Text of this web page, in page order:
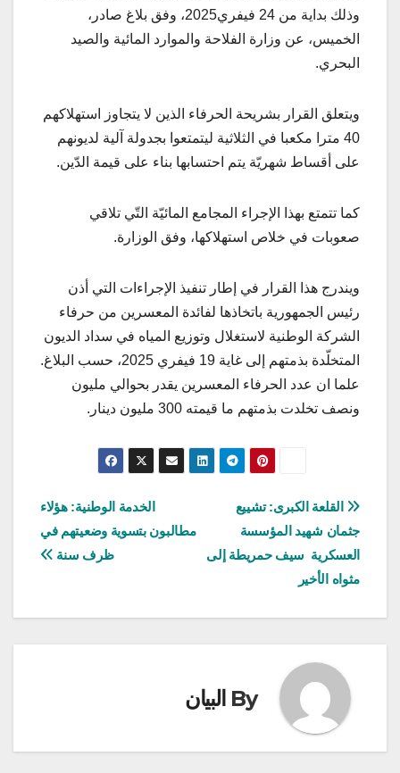
وذلك بداية من 24 فيفري2025، وفق بلاغ صادر،
الخميس، عن وزارة الفلاحة والموارد المائية والصيد
البحري.
ويتعلق القرار بشريحة الحرفاء الذين لا يتجاوز استهلاكهم
40 مترا مكعبا في الثلاثية ليتمتعوا بجدولة آلية لديونهم
على أقساط شهريّة يتم احتسابها بناء على قيمة الدّين.
كما تتمتع بهذا الإجراء المجامع المائيّة التّي تلاقي
صعوبات في خلاص استهلاكها، وفق الوزارة.
ويندرج هذا القرار في إطار تنفيذ الإجراءات التي أذن
رئيس الجمهورية باتخاذها لفائدة المعسرين من حرفاء
الشركة الوطنية لاستغلال وتوزيع المياه في سداد الديون
المتخلّدة بذمتهم إلى غاية 19 فيفري 2025، حسب البلاغ.
علما ان عدد الحرفاء المعسرين يقدر بحوالي مليون
ونصف تخلدت بذمتهم ما قيمته 300 مليون دينار.
تصفّح
المقالات
الخدمة الوطنية: هؤلاء
مطالبون بتسوية وضعيتهم في
ظرف سنة
القلعة الكبرى: تشييع
جثمان شهيد المؤسسة
العسكرية سيف حمريطة إلى
مثواه الأخير
By البيان